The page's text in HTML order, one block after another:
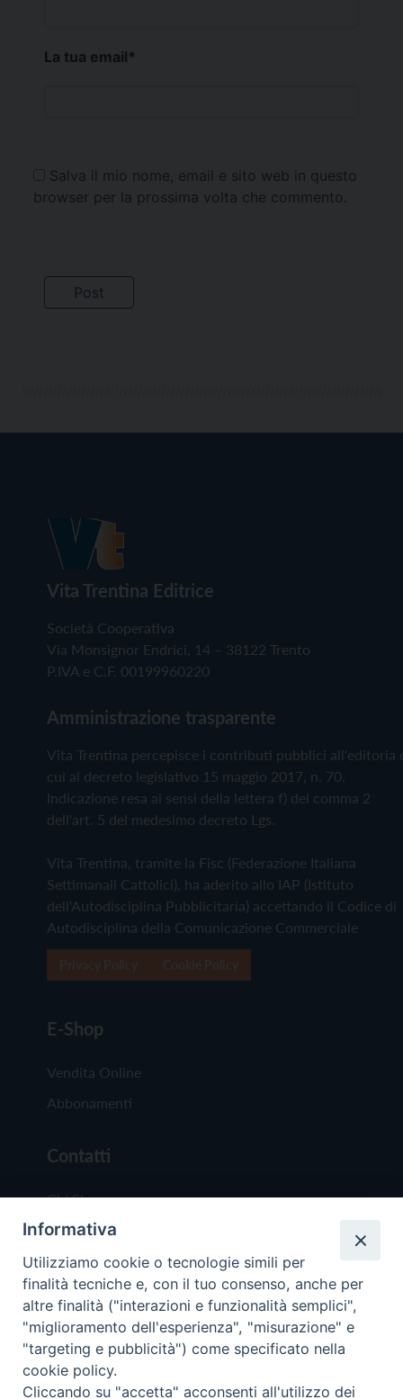
La tua email*
Salva il mio nome, email e sito web in questo
browser per la prossima volta che commento.
Vita Trentina Editrice
Società Cooperativa
Via Monsignor Endrici, 14 – 38122 Trento
P.IVA e C.F. 00199960220
Amministrazione trasparente
Vita Trentina percepisce i contributi pubblici all'editoria
cui al decreto legislativo 15 maggio 2017, n. 70.
Indicazione resa ai sensi della lettera f) del comma 2
dell'art. 5 del medesimo decreto Lgs.
Vita Trentina, tramite la Fisc (Federazione Italiana
Settimanali Cattolici), ha aderito allo IAP (Istituto
dell'Autodisciplina Pubblicitaria) accettando il Codice di
Autodisciplina della Comunicazione Commerciale
E-Shop
Vendita Online
Abbonamenti
Contatti
Chi Siamo
Redazione
Scrivici
Copyright © 2019 - Tutti i diritti riservati - Vita
Informativa
Utilizziamo cookie o tecnologie simili per
finalità tecniche e, con il tuo consenso, anche per
altre finalità ("interazioni e funzionalità semplici",
"miglioramento dell'esperienza", "misurazione" e
"targeting e pubblicità") come specificato nella
cookie policy.
Cliccando su "accetta" acconsenti all'utilizzo dei